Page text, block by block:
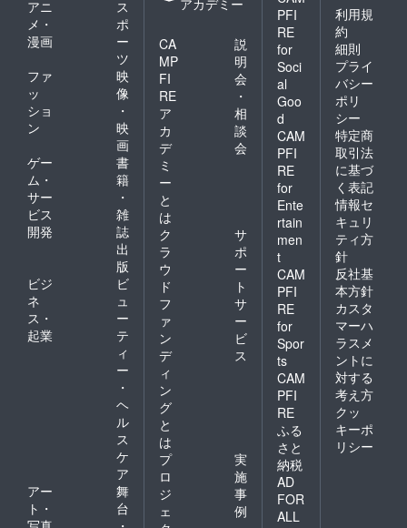
アニ
メ・
漫画
ス
ポ
ー
ツ
ファ
ッ
ショ
ン
映
像
・
映
画
ゲー
ム・
サー
ビス
開発
書
籍
・
雑
誌
出
版
ビジ
ネ
ス・
起業
ビ
ュ
ー
テ
ィ
ー
・
ヘ
ル
ス
ケ
ア
アー
ト・
舞
台
CA
MP
FI
RE
ア
カ
デ
ミ
ー
と
は
説
明
会
・
相
談
会
ク
ラ
ウ
ド
フ
ァ
ン
デ
ィ
ン
グ
と
は
サ
ポ
ー
ト
サ
ー
ビ
ス
プ
ロ
ジ
ェ
実
施
事
例
PFI
RE
for
Soci
al
Goo
d
CAM
PFI
RE
for
Ente
rtain
men
t
CAM
PFI
RE
for
Spor
ts
CAM
PFI
RE
ふる
さと
納税
AD
FOR
ALL
利用規
約
細則
プライ
バシー
ポリ
シー
特定商
取引法
に基づ
く表記
情報セ
キュリ
ティ方
針
反社基
本方針
カスタ
マーハ
ラスメ
ントに
対する
考え方
クッ
キーポ
リシー